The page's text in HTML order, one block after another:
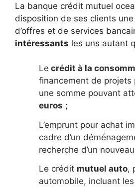
La banque crédit mutuel
disposition de ses clients
d’offres et de services
intéressants les uns autant
Le crédit à la
financement de projets
une somme pouvant
euros ;
L’emprunt pour achat
cadre d’un
recherche d’un
Le crédit mutuel auto,
automobile, incluant